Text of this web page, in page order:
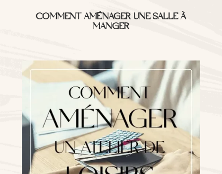
COMMENT AMÉNAGER UNE SALLE À
MANGER